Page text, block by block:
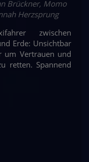
Kartenvorverkauf
Out of
ab
26.08.26
Only
ca. 20:00
-
ca. 15:00
ab
22.10.26
Brückner, Momo
Herzsprung
zwischen
Erde: Unsichtbar
um Vertrauen und
retten. Spannend